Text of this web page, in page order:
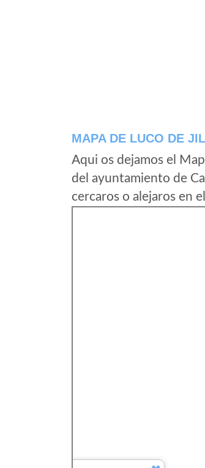
MAPA DE LUCO DE
Aqui os dejamos el
del ayuntamiento de
cercaros o alejaros en